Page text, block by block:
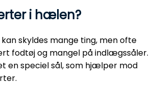
i hælen?
skyldes mange ting, men ofte
fodtøj og mangel på indlægssåler.
en speciel sål, som hjælper mod